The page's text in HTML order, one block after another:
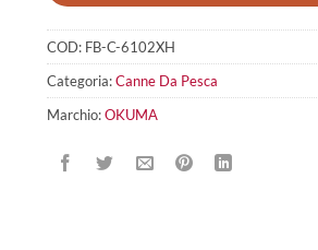
COD: FB-C-6102XH
Categoria:Canne Da Pesca
Marchio:OKUMA